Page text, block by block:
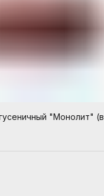
"Монолит" (в